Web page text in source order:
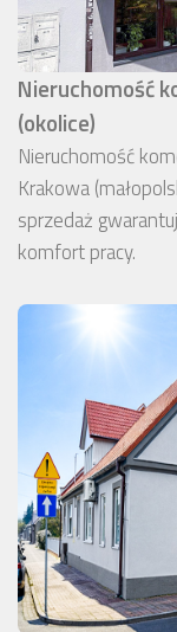
Nieruchomość
(okolice)
Nieruchomość
Krakowa
sprzedaż
komfort pracy.